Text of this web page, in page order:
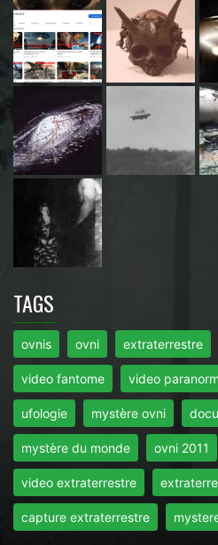
TAGS
ovnis ovni extraterrestre
video fantome video
ufologie mystère ovni
mystère du monde ovni 2011
video extraterrestre
capture extraterrestre